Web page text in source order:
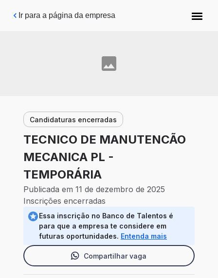
Pular para o conteúdo principal
Ir para a página da empresa
Candidaturas encerradas
TECNICO DE MANUTENCÃO
MECANICA PL -
TEMPORÁRIA
Publicada em 11 de dezembro de 2025
Inscrições encerradas
Essa inscrição no Banco de Talentos é
para que a empresa te considere em
futuras oportunidades. Entenda mais
Compartilhar vaga